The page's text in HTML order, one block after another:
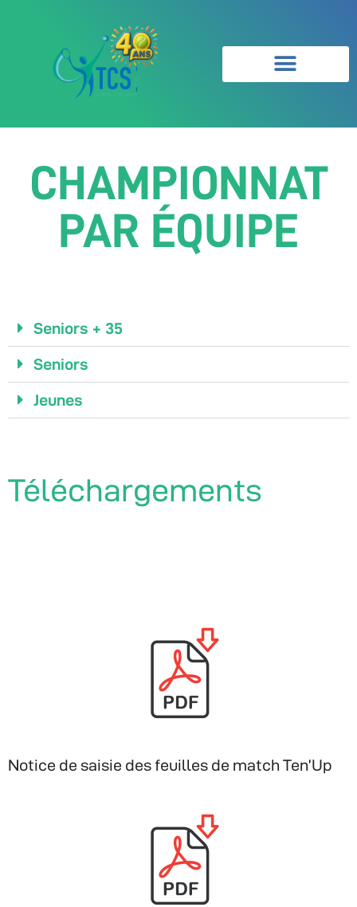
CHAMPIONNAT
PAR ÉQUIPE
Seniors + 35
Seniors
Jeunes
Téléchargements​
Notice de saisie des feuilles de match Ten’Up